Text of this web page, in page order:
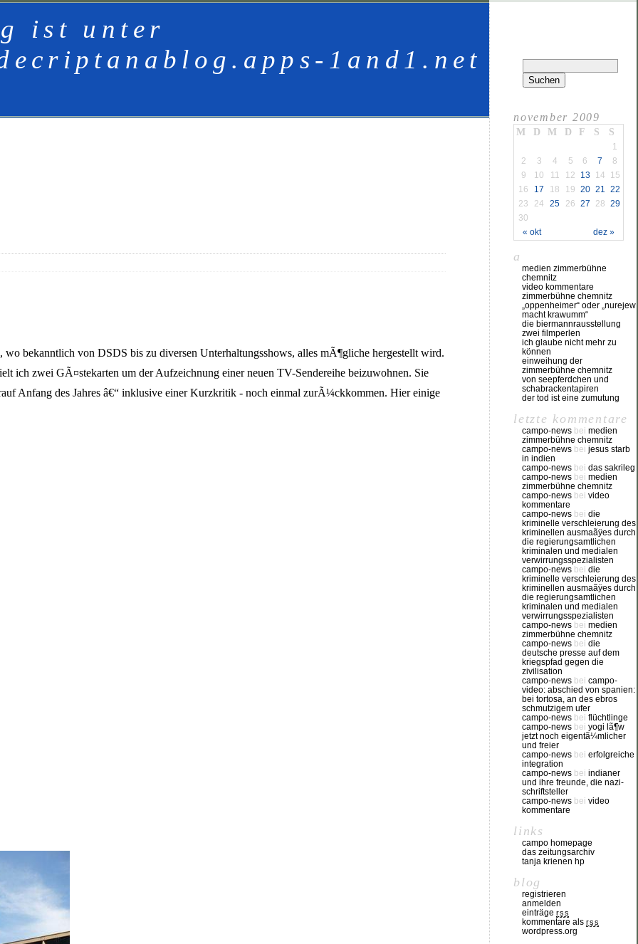
ist unter
1and1.net
bekanntlich von DSDS bis zu diversen Unterhaltungsshows, alles mÃ¶gliche hergestellt wird.
ich zwei GÃ¤stekarten um der Aufzeichnung einer neuen TV-Sendereihe beizuwohnen. Sie
Anfang des Jahres â€“ inklusive einer Kurzkritik - noch einmal zurÃ¼ckkommen. Hier einige
november 2009
M D M D F S S
« okt dez »
1
2
3 4 5 6 7
8
9
10 11 12 13 14
15
16
17 18 19 20 21 22
23
24 25 26 27 28 29
30
a
medien zimmerbühne
chemnitz
video kommentare
zimmerbühne chemnitz
„oppenheimer“ oder „nurejew
macht krawumm“
die biermannrausstellung
zwei filmperlen
ich glaube nicht mehr zu
können
einweihung der
zimmerbühne chemnitz
von seepferdchen und
schabrackentapiren
der tod ist eine zumutung
letzte kommentare
campo-news bei medien
zimmerbühne chemnitz
campo-news bei jesus starb
in indien
campo-news bei das sakrileg
campo-news bei medien
zimmerbühne chemnitz
campo-news bei video
kommentare
campo-news bei die
kriminelle verschleierung des
kriminellen ausmaãÿes durch
die regierungsamtlichen
kriminalen und medialen
verwirrungsspezialisten
campo-news bei die
kriminelle verschleierung des
kriminellen ausmaãÿes durch
die regierungsamtlichen
kriminalen und medialen
verwirrungsspezialisten
campo-news bei medien
zimmerbühne chemnitz
campo-news bei die
deutsche presse auf dem
kriegspfad gegen die
zivilisation
campo-news bei campo-
video: abschied von spanien:
bei tortosa, an des ebros
schmutzigem ufer
campo-news bei flüchtlinge
campo-news bei yogi lã¶w
jetzt noch eigentã¼mlicher
und freier
campo-news bei erfolgreiche
integration
campo-news bei indianer
und ihre freunde, die nazi-
schriftsteller
campo-news bei video
kommentare
links
campo homepage
das zeitungsarchiv
tanja krienen hp
blog
registrieren
anmelden
einträge rss
kommentare als rss
wordpress.org